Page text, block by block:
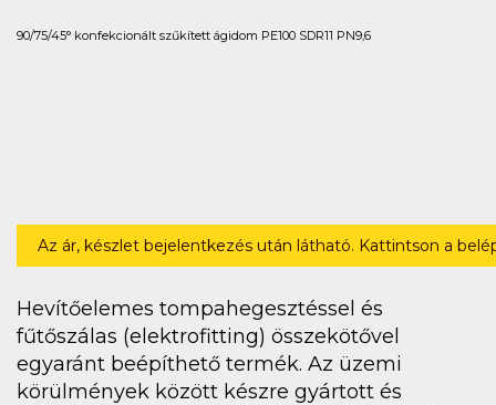
90/75/45° konfekcionált szűkített ágidom PE100 SDR11 PN9,6
Az ár, készlet bejelentkezés után látható. Kattintson a
Hevítőelemes tompahegesztéssel és
fűtőszálas (elektrofitting) összekötővel
egyaránt beépíthető termék. Az üzemi
körülmények között készre gyártott és